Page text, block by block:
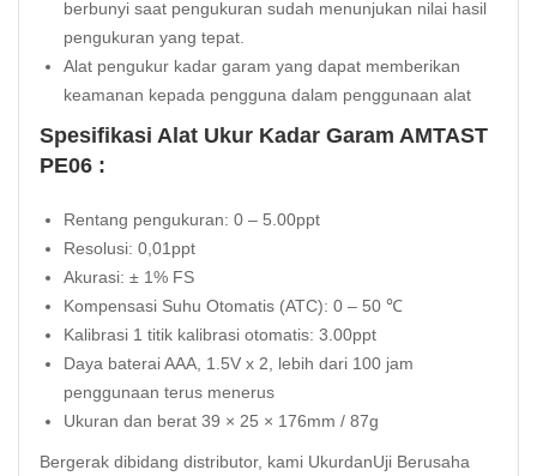
berbunyi saat pengukuran sudah menunjukan nilai hasil
pengukuran yang tepat.
Alat pengukur kadar garam yang dapat memberikan
keamanan kepada pengguna dalam penggunaan alat
Spesifikasi Alat Ukur Kadar Garam AMTAST
PE06 :
Rentang pengukuran: 0 – 5.00ppt
Resolusi: 0,01ppt
Akurasi: ± 1% FS
Kompensasi Suhu Otomatis (ATC): 0 – 50 ℃
Kalibrasi 1 titik kalibrasi otomatis: 3.00ppt
Daya baterai AAA, 1.5V x 2, lebih dari 100 jam
penggunaan terus menerus
Ukuran dan berat 39 × 25 × 176mm / 87g
Bergerak dibidang distributor, kami UkurdanUji Berusaha